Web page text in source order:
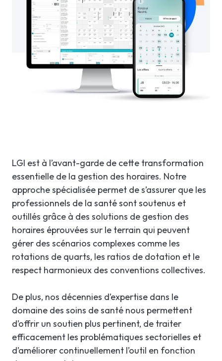
LGI est à l’avant-garde de cette transformation
essentielle de la gestion des horaires. Notre
approche spécialisée permet de s’assurer que les
professionnels de la santé sont soutenus et
outillés grâce à des solutions de gestion des
horaires éprouvées sur le terrain qui peuvent
gérer des scénarios complexes comme les
rotations de quarts, les ratios de dotation et le
respect harmonieux des conventions collectives.
De plus, nos décennies d’expertise dans le
domaine des soins de santé nous permettent
d’offrir un soutien plus pertinent, de traiter
efficacement les problématiques sectorielles et
d’améliorer continuellement l’outil en fonction